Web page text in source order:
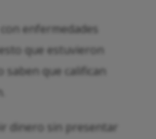
enfermedades
que estuvieron
saben que califican
dinero sin presentar